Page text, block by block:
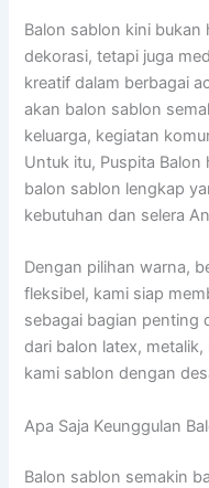
Balon sablon kini bukan
dekorasi, tetapi juga
kreatif dalam berbagai
akan balon sablon
keluarga, kegiatan
Untuk itu, Puspita
balon sablon lengkap
kebutuhan dan selera
Dengan pilihan warna,
fleksibel, kami siap
sebagai bagian penting
dari balon latex,
kami sablon dengan
Apa Saja Keunggulan
Balon sablon semakin